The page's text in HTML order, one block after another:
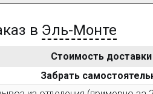
превысит 3000 рублей,
в Эль-Монте
Стоимость доставки
Забрать